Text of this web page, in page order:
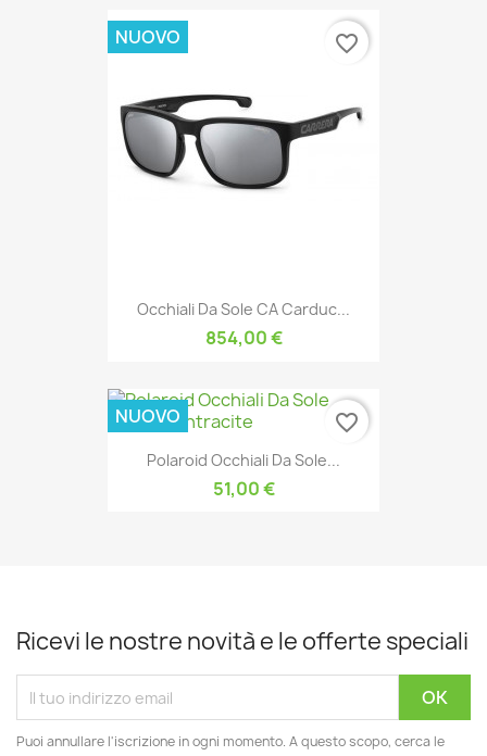
Occhiali Da Sole CA Carduc...
854,00 €
NUOVO favorite_border
Polaroid Occhiali Da Sole...
51,00 €
NUOVO favorite_border
Ricevi le nostre novità e le offerte speciali
Puoi annullare l'iscrizione in ogni momento. A questo scopo, cerca le